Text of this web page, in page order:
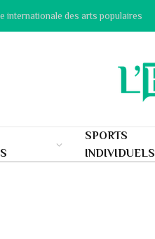
internationale des arts populaires
SPORTS
INDIVIDUELS